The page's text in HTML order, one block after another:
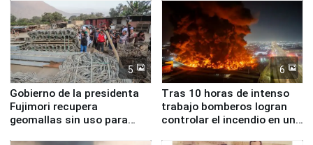
5
Gobierno de la presidenta
Fujimori recupera
geomallas sin uso para
6
Tras 10 horas de intenso
trabajo bomberos logran
controlar el incendio en una